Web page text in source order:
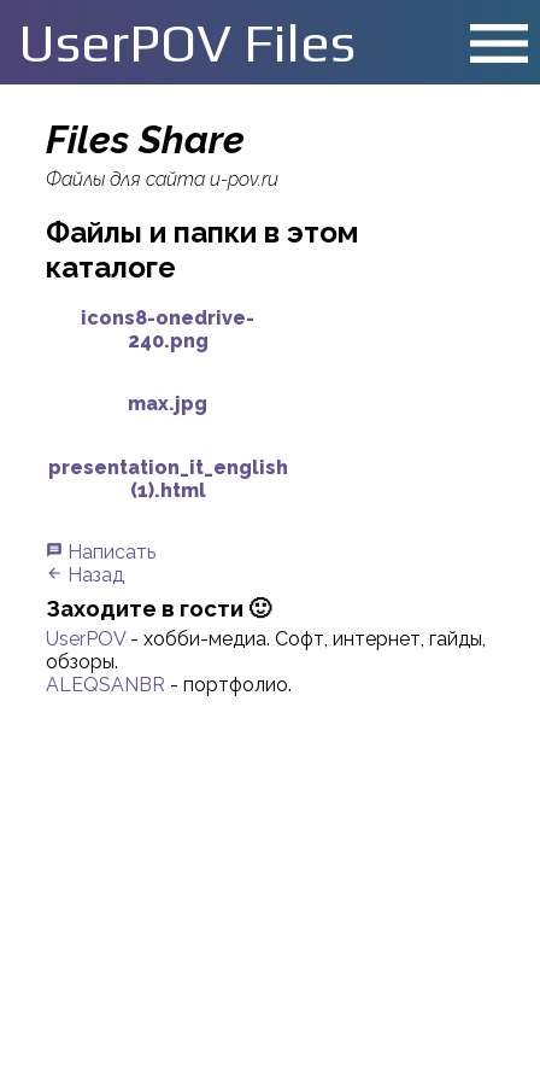
UserPOV Files menu
Files Share
Файлы для сайта u-pov.ru
Файлы и папки в этом
каталоге
icons8-onedrive-
240.png
max.jpg
presentation_it_english
(1).html
message Написать
arrow_back Назад
Заходите в гости 🙂
UserPOV- хобби-медиа. Софт, интернет, гайды,
обзоры.
ALEQSANBR - портфолио.